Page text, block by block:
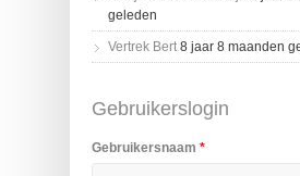
geleden
Vertrek Bert 8 jaar 8 maanden
Gebruikerslogin
Gebruikersnaam *